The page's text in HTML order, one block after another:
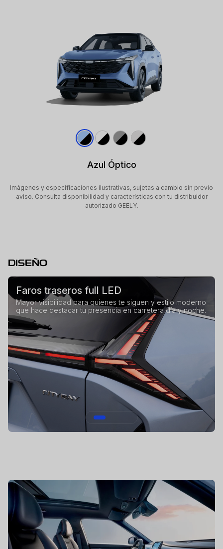
Azul Óptico
Imágenes y especificaciones ilustrativas, sujetas a cambio sin previo
aviso. Consulta disponibilidad y características con tu distribuidor
autorizado GEELY.
DISEÑO
Faros traseros full LED
Mayor visibilidad para quienes te siguen y estilo moderno
que hace destacar tu presencia en carretera día y noche.